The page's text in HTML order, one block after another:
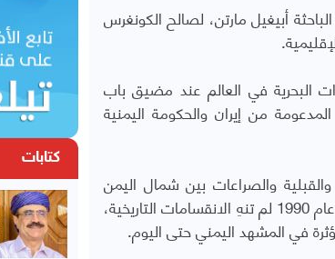
أبيغيل مارتن، لصالح الكونغرس
.
البحرية في العالم عند مضيق باب
منذ عام 2015 بين جماعة الحوثيين المدعومة من إيران والحكومة اليمنية
والصراعات بين شمال اليمن
وجنوبه، إضافة إلى التنافس على السلطة والموارد والطاقة، موضحا أن الوحدة اليمنية عام 1990 لم تنهِ الانقسامات التاريخية،
في المشهد اليمني حتى اليوم.
كتابات